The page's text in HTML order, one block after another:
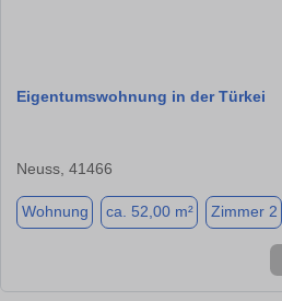
Eigentumswohnung in der Türkei
Neuss, 41466
Wohnung ca. 52,00 m² Zimmer 2